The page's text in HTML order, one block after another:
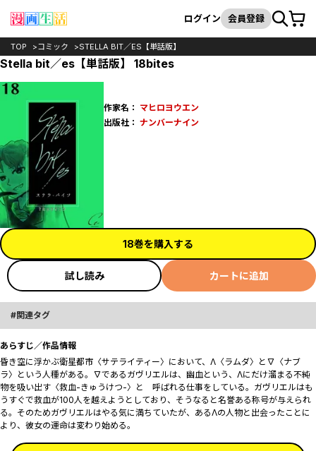
検索
ログイン 会員登録カート
TOP コミック STELLA BIT／ES【単話版】
Stella bit／es【単話版】 18bites
作家名： マヒロヨウエン
出版社： ナンバーナイン
18巻を購入する
試し読み カートに追加
関連タグ
あらすじ／作品情報
昏き空に浮かぶ衛星都市〈サテライティー〉において、Λ〈ラムダ〉と∇〈ナブ
ラ〉という人種がある。∇であるガヴリエルは、幽血という、Λにだけ溜まる不純
物を吸い出す〈救血-きゅうけつ-〉と 呼ばれる仕事をしている。ガヴリエルはも
うすぐで救血が100人を越えようとしており、そうなると名誉ある称号が与えられ
る。そのためガヴリエルはやる気に満ちていたが、あるΛの人物と出会ったことに
より、彼女の運命は変わり始める。